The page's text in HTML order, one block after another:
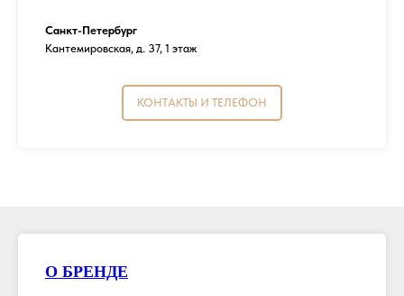
Санкт-Петербург
Кантемировская, д. 37, 1 этаж
КОНТАКТЫ И ТЕЛЕФОН
О БРЕНДЕ